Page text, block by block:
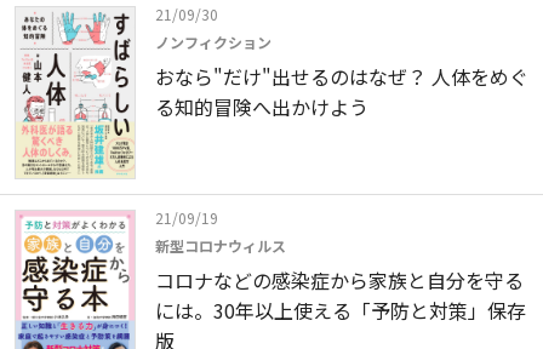
21/09/30
ノンフィクション
おなら"だけ"出せるのはなぜ？ 人体をめぐ
る知的冒険へ出かけよう
21/09/19
新型コロナウィルス
コロナなどの感染症から家族と自分を守る
には。30年以上使える「予防と対策」保存
版